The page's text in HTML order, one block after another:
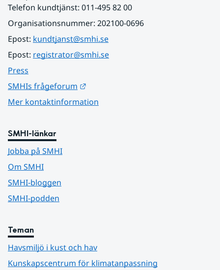
Telefon kundtjänst: 011-495 82 00
Organisationsnummer: 202100-0696
Epost: kundtjanst@smhi.se
Epost: registrator@smhi.se
Press
SMHIs frågeforum
Mer kontaktinformation
SMHI-länkar
Jobba på SMHI
Om SMHI
SMHI-bloggen
SMHI-podden
Teman
Havsmiljö i kust och hav
Kunskapscentrum för klimatanpassning